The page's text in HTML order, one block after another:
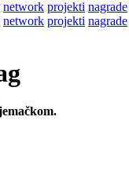
network projekti nagrade
network projekti nagrade